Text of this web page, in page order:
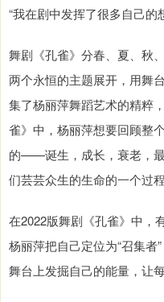
“我在剧中发挥了很多自己的
舞剧《孔雀》分春、夏、秋
两个永恒的主题展开，用舞
集了杨丽萍舞蹈艺术的精粹
雀》中，杨丽萍想要回顾整
的——诞生，成长，衰老，
们芸芸众生的生命的一个过
在2022版舞剧《孔雀》中，
杨丽萍把自己定位为“召集者
舞台上发掘自己的能量，让